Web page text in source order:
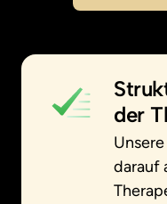
der
darauf